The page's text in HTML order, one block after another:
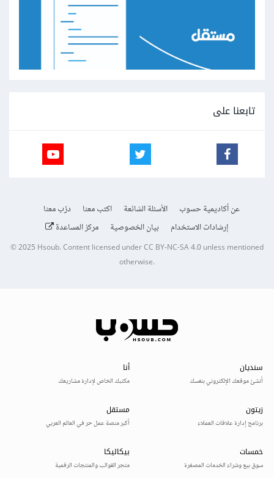
تابعنا على
عن أكاديمية حسوب الأسئلة الشائعة اكتب معنا
درّب معنا
إرشادات الاستخدام
بيان الخصوصية مركز المساعدة
© 2025Hsoub.Content licensed underCC BY-NC-SA 4.0unless mentioned
otherwise.